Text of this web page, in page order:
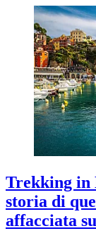
Trekking in
storia di
affacciata